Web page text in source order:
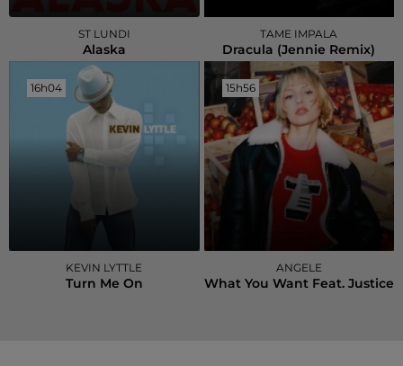
ST LUNDI
Alaska
TAME IMPALA
Dracula (jennie Remix)
16h04
16h04
KEVIN LYTTLE
Turn Me On
15h56
15h56
ANGELE
What You Want Feat. Justice